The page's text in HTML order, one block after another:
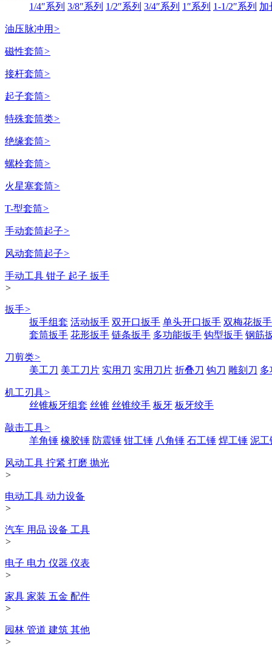
1/4″系列 3/8″系列 1/2″系列 3/4″系列 1″系列 1-1/2″系列 加
油压脉冲用 >
磁性套筒>
接杆套筒>
起子套筒>
特殊套筒类>
绝缘套筒>
螺栓套筒>
火星塞套筒>
T-型套筒>
手动套筒起子>
风动套筒起子>
手动工具 钳子 起子 扳手
>
扳手>
扳手组套 活动扳手 双开口扳手 单头开口扳手 双梅花扳手
套筒扳手 花形扳手 链条扳手 多功能扳手 钩型扳手 钢筋
刀剪类>
美工刀 美工刀片 实用刀 实用刀片 折叠刀 钩刀 雕刻刀 多
机工刃具>
丝锥板牙组套 丝锥 丝锥绞手 板牙 板牙绞手
敲击工具>
羊角锤 橡胶锤 防震锤 钳工锤 八角锤 石工锤 焊工锤 泥工
风动工具 拧紧 打磨 抛光
>
电动工具 动力设备
>
汽车 用品 设备 工具
>
电子 电力 仪器 仪表
>
家具 家装 五金 配件
>
园林 管道 建筑 其他
>